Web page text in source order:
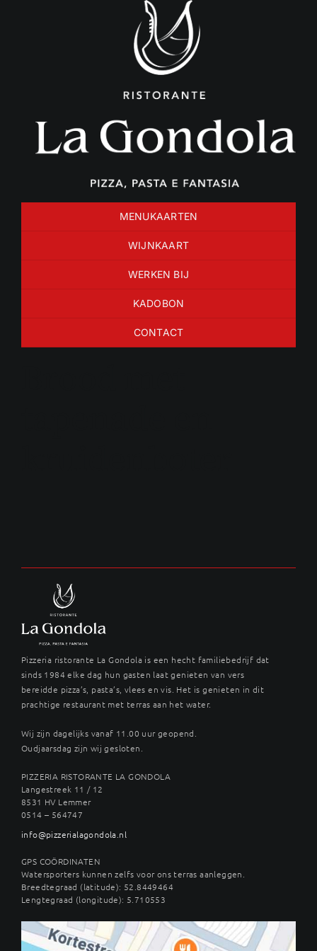
MENUKAARTEN
WIJNKAART
WERKEN BIJ
KADOBON
CONTACT
Pizzeria ristorante La Gondola is een hecht familiebedrijf dat
sinds 1984 elke dag hun gasten laat genieten van vers
bereidde pizza’s, pasta’s, vlees en vis. Het is genieten in dit
prachtige restaurant met terras aan het water.
Wij zijn dagelijks vanaf 11.00 uur geopend.
Oudjaarsdag zijn wij gesloten.
PIZZERIA RISTORANTE LA GONDOLA
Langestreek 11 / 12
8531 HV Lemmer
0514 – 564747
info@pizzerialagondola.nl
GPS COÖRDINATEN
Watersporters kunnen zelfs voor ons terras aanleggen.
Breedtegraad (latitude): 52.8449464
Lengtegraad (longitude): 5.710553